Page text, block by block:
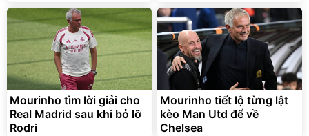
Mourinho tìm lời giải cho
Real Madrid sau khi bỏ lỡ
Rodri
Mourinho tiết lộ từng lật
kèo Man Utd để về
Chelsea